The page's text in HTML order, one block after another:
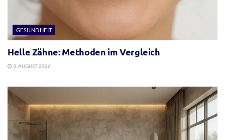
GESUNDHEIT
Helle Zähne: Methoden im Vergleich
3. AUGUST 2026